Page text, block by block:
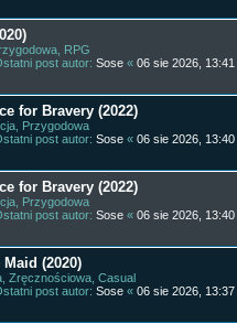
RPG
post autor: Sose « 06 sie 2026, 13:41
for Bravery (2022)
Przygodowa
post autor: Sose « 06 sie 2026, 13:40
for Bravery (2022)
Przygodowa
post autor: Sose « 06 sie 2026, 13:40
Maid (2020)
Zręcznościowa, Casual
post autor: Sose « 06 sie 2026, 13:37